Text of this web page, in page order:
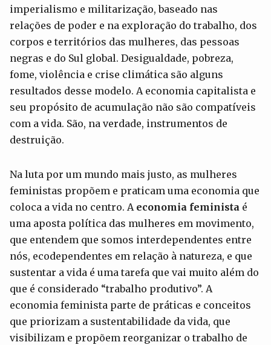
imperialismo e militarização, baseado nas
relações de poder e na exploração do trabalho, dos
corpos e territórios das mulheres, das pessoas
negras e do Sul global. Desigualdade, pobreza,
fome, violência e crise climática são alguns
resultados desse modelo. A economia capitalista e
seu propósito de acumulação não são compatíveis
com a vida. São, na verdade, instrumentos de
destruição.
Na luta por um mundo mais justo, as mulheres
feministas propõem e praticam uma economia que
coloca a vida no centro. A economia feminista é
uma aposta política das mulheres em movimento,
que entendem que somos interdependentes entre
nós, ecodependentes em relação à natureza, e que
sustentar a vida é uma tarefa que vai muito além do
que é considerado “trabalho produtivo”. A
economia feminista parte de práticas e conceitos
que priorizam a sustentabilidade da vida, que
visibilizam e propõem reorganizar o trabalho de